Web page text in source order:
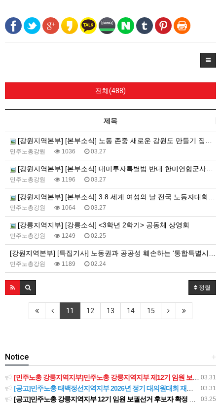
전체(488)
제목
[강원지역본부] [본부소식] 노동 존중 새로운 강원도 만들기 집중 실천 보고
민주노총강원 1036 03.27
[강원지역본부] [본부소식] 대미투자특별법 반대 한미연합군사연습 중단 촉구 투쟁 보고
민주노총강원 1196 03.27
[강원지역본부] [본부소식] 3.8 세계 여성의 날 전국 노동자대회 참여
민주노총강원 1064 03.27
[강릉지역지부] [강릉소식] <3학년 2학기> 공동체 상영회
민주노총강원 1249 02.25
[강원지역본부] [특집기사] 노동권과 공공성 훼손하는 ‘통합특별시법’, 민주노총이 막아야 합니다!
민주노총강원 1189 02.24
정렬
11 12 13 14 15
+
Notice
03.31
[민주노총 강릉지역지부]민주노총 강릉지역지부 제12기 임원 보궐선거결과 공고
03.31
[공고]민주노총 태백정선지역지부 2026년 정기 대의원대회 재소집 건
03.25
[공고]민주노총 강릉지역지부 12기 임원 보궐선거 후보자 확정 공고